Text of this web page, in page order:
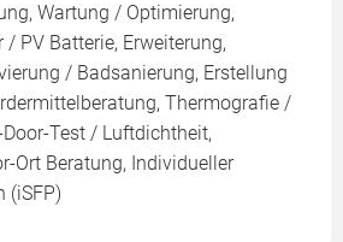
Wartung / Optimierung,
PV Batterie, Erweiterung,
/ Badsanierung, Erstellung
Thermografie /
Test / Luftdichtheit,
Ort Beratung, Individueller
(iSFP)